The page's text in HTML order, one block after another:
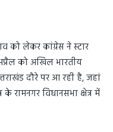
को लेकर कांग्रेस ने स्टार
को अखिल भारतीय
दौरे पर आ रही है, जहां
के रामनगर विधानसभा क्षेत्र में